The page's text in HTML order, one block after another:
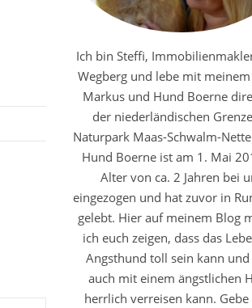
Ich bin Steffi,
Wegberg und lebe mit
Markus und Hund Boerne
der niederländischen
Naturpark Maas-Schwalm-
Hund Boerne ist am 1. Mai
Alter von ca. 2 Jahren bei
eingezogen und hat zuvor in
gelebt. Hier auf meinem Blog
ich euch zeigen, dass das
Angsthund toll sein kann
auch mit einem ängstlichen
herrlich verreisen kann. Gebe